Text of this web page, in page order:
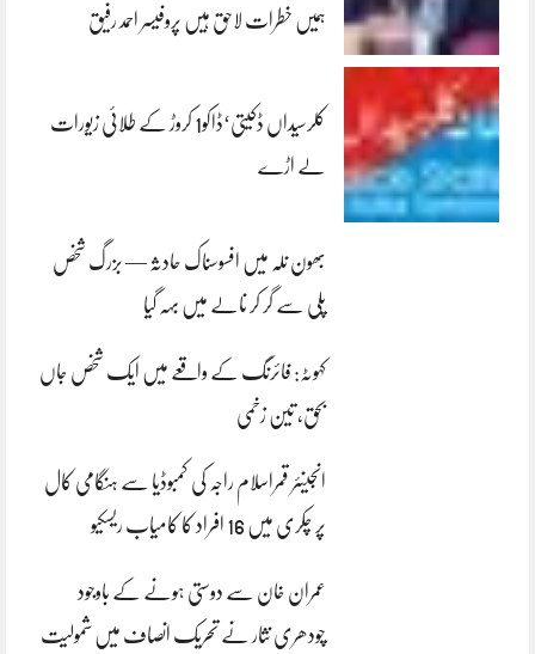
ہمیں خطرات لاحق ہیں پروفیسر احمد رفیق
کلرسیداں ڈکیتی‘ڈاکو1 کروڑ کے طلائی زیورات
لے اڑے
بھون نلہ میں افسوسناک حادثہ — بزرگ شخص
پلی سے گر کر نالے میں بہہ گیا
کہوٹہ: فائرنگ کے واقعے میں ایک شخص جاں
بحق، تین زخمی
انجینئر قمراسلام راجہ کی کمبوڈیا سے ہنگامی کال
پر چکری میں 16 افراد کا کامیاب ریسکیو
عمران خان سے دوستی ہونے کے باوجود
چودھری نثار نے تحریک انصاف میں شمولیت